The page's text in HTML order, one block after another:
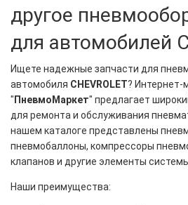
другое
для автомобилей
Ищете надежные запчасти для
автомобиля CHEVROLET? Интернет-
" ПневмоМаркет" предлагает
для ремонта и обслуживания
нашем каталоге представлены
пневмобаллоны, компрессоры
клапанов и другие элементы
Наши преимущества: